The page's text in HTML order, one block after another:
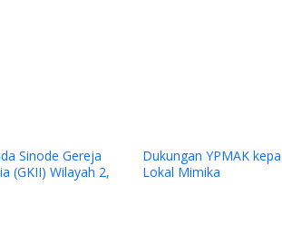
YPMAK kepada Yayasan
Mimika